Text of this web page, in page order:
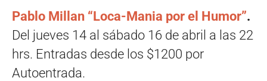
Pablo Millan “Loca-Mania por el Humor”.
Del jueves 14 al sábado 16 de abril a las 22
hrs. Entradas desde los $1200 por
Autoentrada.